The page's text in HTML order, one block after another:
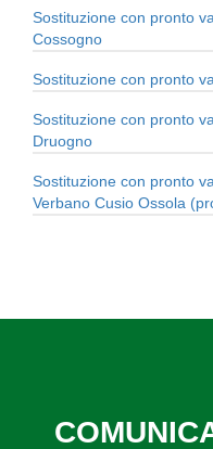
Sostituzione con pronto
Cossogno
Sostituzione con pronto
Sostituzione con pronto
Druogno
Sostituzione con pronto
Verbano Cusio Ossola